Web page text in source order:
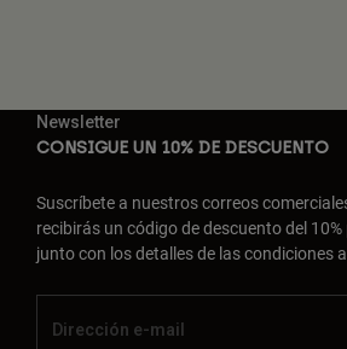
Newsletter
CONSIGUE UN 10% DE DESCUENTO
Suscríbete a nuestros correos
recibirás un código de descuento del
junto con los detalles de las condiciones